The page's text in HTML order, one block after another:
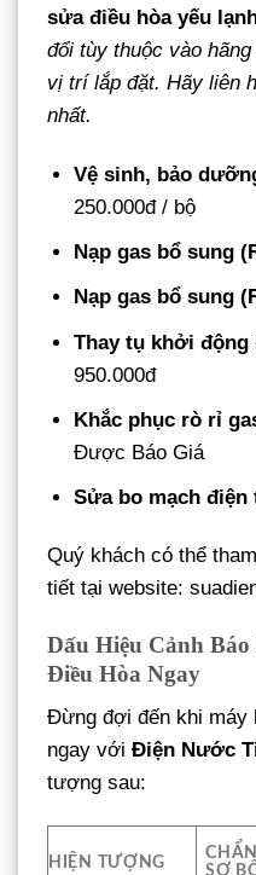
sửa điều hòa yếu
đổi tùy thuộc vào
vị trí lắp đặt. Hãy liên
nhất.
Vệ sinh, bảo
250.000đ / bộ
Nạp gas bổ sung
Nạp gas bổ sung
Thay tụ khởi động
950.000đ
Khắc phục rò rỉ
Được Báo Giá
Sửa bo mạch điện
Quý khách có thể
tiết tại website:
Dấu Hiệu Cảnh
Điều Hòa Ngay
Đừng đợi đến khi máy
ngay với Điện Nước
tượng sau:
HIỆN TƯỢNG
SƠ